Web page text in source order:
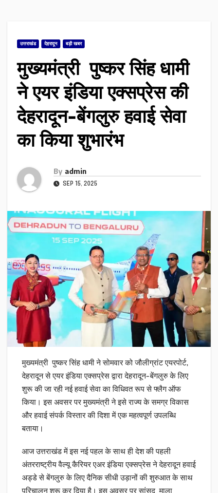
उत्तराखंड देहरादून बड़ी खबर
मुख्यमंत्री पुष्कर सिंह धामी
ने एयर इंडिया एक्सप्रेस की
देहरादून-बेंगलुरु हवाई सेवा
का किया शुभारंभ
By admin
SEP 15, 2025
मुख्यमंत्री पुष्कर सिंह धामी ने सोमवार को जौलीग्रांट एयरपोर्ट,
देहरादून से एयर इंडिया एक्सप्रेस द्वारा देहरादून-बेंगलुरु के लिए
शुरू की जा रही नई हवाई सेवा का विधिवत रूप से फ्लैग ऑफ
किया। इस अवसर पर मुख्यमंत्री ने इसे राज्य के समग्र विकास
और हवाई संपर्क विस्तार की दिशा में एक महत्वपूर्ण उपलब्धि
बताया।
आज उत्तराखंड में इस नई पहल के साथ ही देश की पहली
अंतरराष्ट्रीय वैल्यू कैरियर एअर इंडिया एक्सप्रेस ने देहरादून हवाई
अड्डे से बेंगलुरु के लिए दैनिक सीधी उड़ानों की शुरुआत के साथ